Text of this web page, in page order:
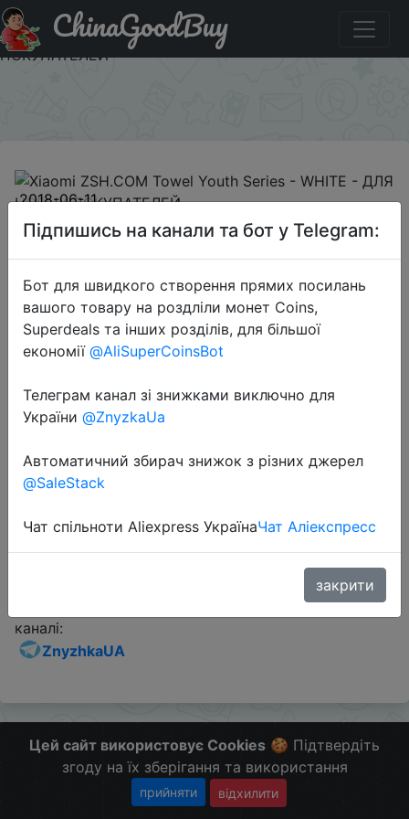
Придбати по знижці NEWGB201869RU5 Xiaomi ZSH.COM
Towel Youth Series - WHITE - ДЛЯ НОВЫХ
ПОКУПАТЕЛЕЙ
ChinaGoodBuy
2018-06-11
Xiaomi ZSH.COM Towel Youth
Series - WHITE - ДЛЯ НОВЫХ
ПОКУПАТЕЛЕЙ
$1.99
Промокод:
Слідкуйте за знижками на мобільному, в телеграм
каналі:
ZnyzhkaUA
Цей сайт використовує Cookies 🍪 Підтвердіть
згоду на їх зберігання та використання
прийняти відхилити
Підпишись на канали та бот у Telegram:
Бот для швидкого створення прямих посилань
вашого товару на роздліли монет Coins,
Superdeals та інших розділів, для більшої
економії @AliSuperCoinsBot
Телеграм канал зі знижками виключно для
України @ZnyzkaUa
Автоматичний збирач знижок з різних джерел
@SaleStack
Чат спільноти Aliexpress УкраїнаЧат Аліекспресс
закрити